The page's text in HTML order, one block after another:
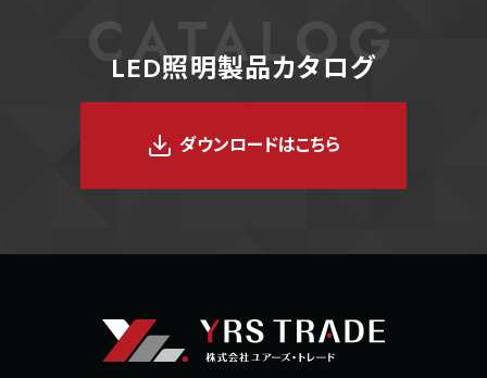
CATALOG
LED照明製品カタログ
ダウンロードはこちら